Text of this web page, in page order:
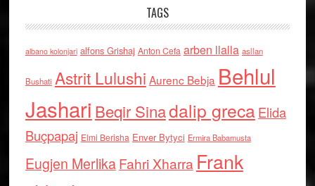
TAGS
albano kolonjari alfons Grishaj Anton Cefa arben llalla asllan
Bushati Astrit Lulushi Aurenc Bebja Behlul
Jashari Beqir Sinadalip grecaElida
Buçpapaj Elmi Berisha Enver Bytyci Ermira Babamusta
Eugjen MerlikaFahri Xharra Frank